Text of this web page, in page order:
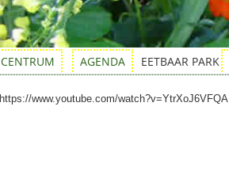
CENTRUM AGENDA EETBAAR PARK
https://www.youtube.com/watch?v=YtrXoJ6VFQA